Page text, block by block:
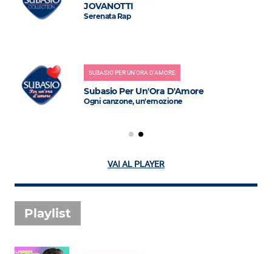
JOVANOTTI
Serenata Rap
SUBASIO PER UN'ORA D'AMORE
Subasio Per Un'Ora D'Amore
Ogni canzone, un'emozione
VAI AL PLAYER
Playlist